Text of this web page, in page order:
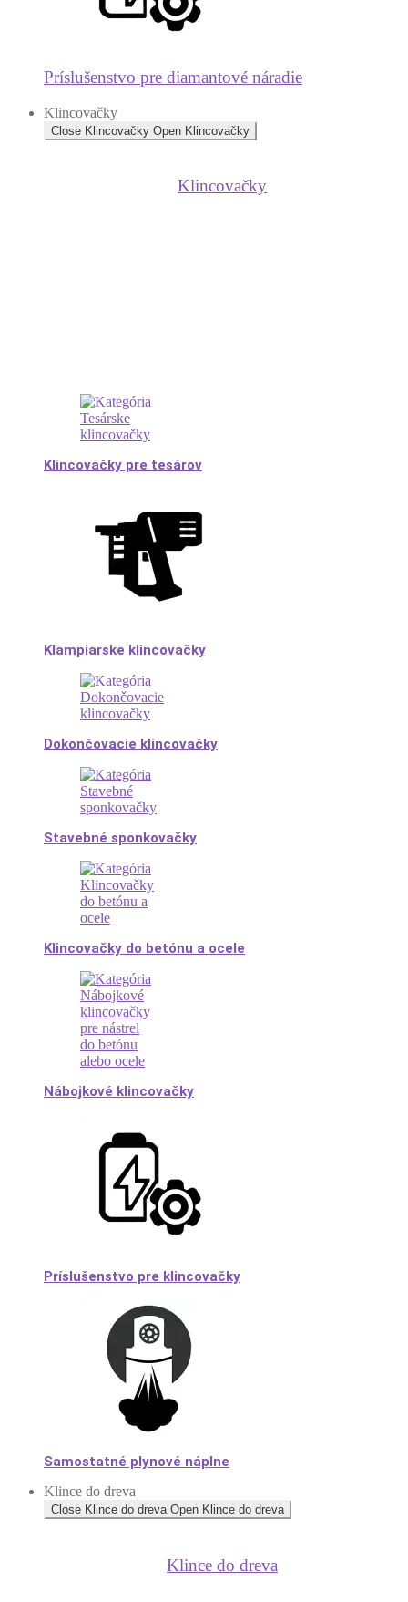
Príslušenstvo pre diamantové náradie
Klincovačky
Close Klincovačky Open Klincovačky
Klincovačky
Klincovačky pre tesárov
Klampiarske klincovačky
Dokončovacie klincovačky
Stavebné sponkovačky
Klincovačky do betónu a ocele
Nábojkové klincovačky
Príslušenstvo pre klincovačky
Samostatné plynové náplne
Klince do dreva
Close Klince do dreva Open Klince do dreva
Klince do dreva